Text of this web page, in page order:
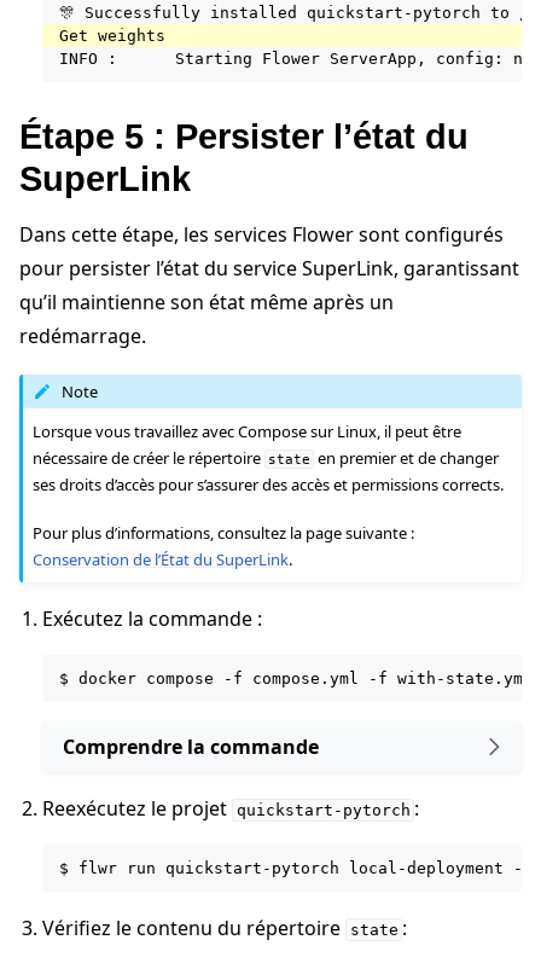
Étape 5 : Persister l’état du
SuperLink
Dans cette étape, les services Flower sont configurés
pour persister l’état du service SuperLink, garantissant
qu’il maintienne son état même après un
redémarrage.
Note
Lorsque vous travaillez avec Compose sur Linux, il peut être
nécessaire de créer le répertoire state en premier et de changer
ses droits d’accès pour s’assurer des accès et permissions corrects.
Pour plus d’informations, consultez la page suivante :
Conservation de l’État du SuperLink.
Exécutez la commande :
$ docker compose -f compose.yml -f with-state.yml
Comprendre la commande
Reexécutez le projet quickstart-pytorch :
$ flwr run quickstart-pytorch local-deployment
Vérifiez le contenu du répertoire state :